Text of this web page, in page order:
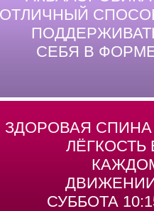
ОТЛИЧНЫЙ
СЕБЯ В
ЗДОРОВАЯ СПИНА
ЛЁГКОСТЬ
СУББОТА